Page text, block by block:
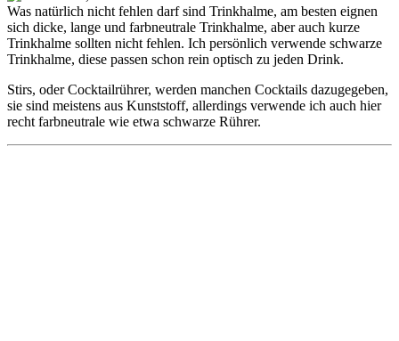
Was natürlich nicht fehlen darf sind Trinkhalme, am besten eignen
sich dicke, lange und farbneutrale Trinkhalme, aber auch kurze
Trinkhalme sollten nicht fehlen. Ich persönlich verwende schwarze
Trinkhalme, diese passen schon rein optisch zu jeden Drink.
Stirs, oder Cocktailrührer, werden manchen Cocktails dazugegeben,
sie sind meistens aus Kunststoff, allerdings verwende ich auch hier
recht farbneutrale wie etwa schwarze Rührer.